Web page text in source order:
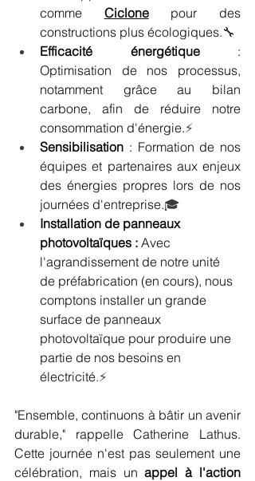
comme Ciclone
pour des
constructions plus écologiques.🔧
Efficacité énergétique :
Optimisation de nos processus,
notamment grâce au bilan
carbone, afin de réduire notre
consommation d'énergie.⚡
Sensibilisation : Formation de nos
équipes et partenaires aux enjeux
des énergies propres lors de nos
journées d'entreprise.🎓
Installation de panneaux
photovoltaïques : Avec
l'agrandissement de notre unité
de préfabrication (en cours), nous
comptons installer un grande
surface de panneaux
photovoltaïque pour produire une
partie de nos besoins en
électricité.⚡
"Ensemble, continuons à bâtir un avenir
durable," rappelle Catherine Lathus.
Cette journée n'est pas seulement une
célébration, mais un appel à l'action